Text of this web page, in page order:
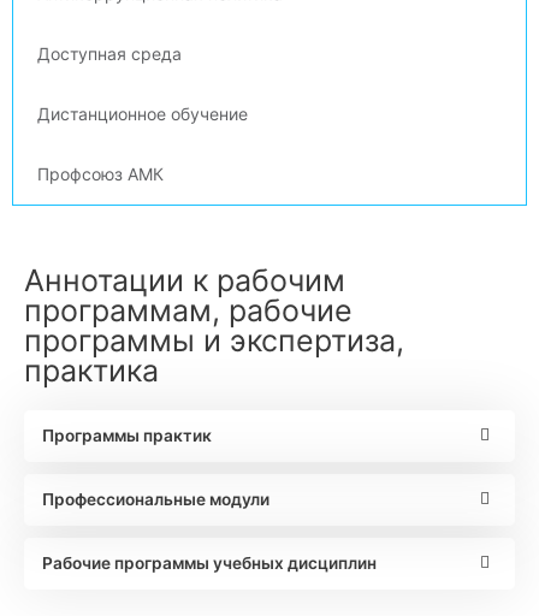
Доступная среда
Дистанционное обучение
Профсоюз АМК
Аннотации к рабочим
программам, рабочие
программы и экспертиза,
практика
Программы практик
Профессиональные модули
Рабочие программы учебных дисциплин